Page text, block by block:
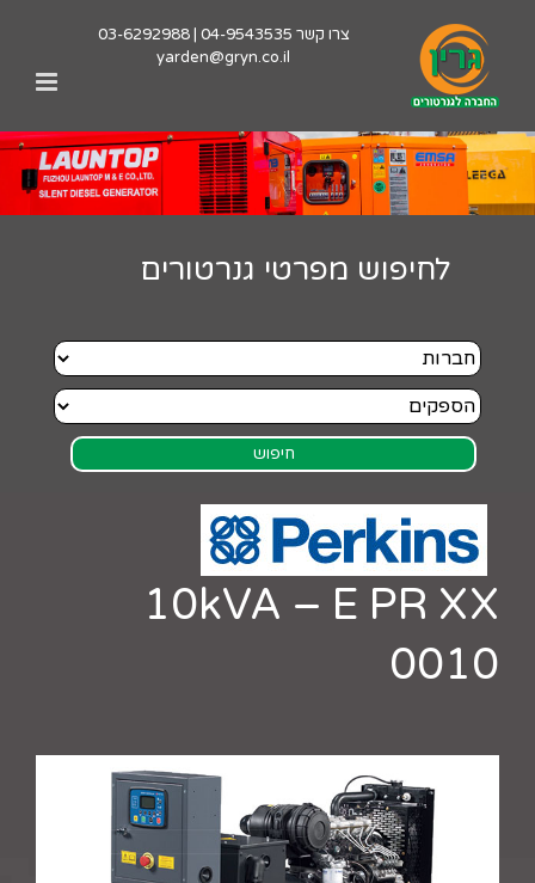
צרו קשר 04-9543535
|
03-6292988
yarden@gryn.co.il
לחיפוש מפרטי גנרטורים
10kVA – E PR XX
0010